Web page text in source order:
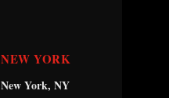
NEW YORK
New York, NY